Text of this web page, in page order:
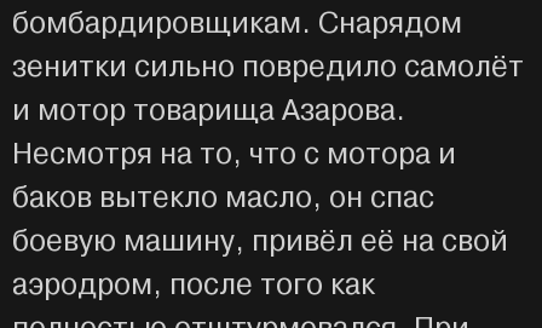
бомбардировщикам. Снарядом
зенитки сильно повредило самолёт
и мотор товарища Азарова.
Несмотря на то, что с мотора и
баков вытекло масло, он спас
боевую машину, привёл её на свой
аэродром, после того как